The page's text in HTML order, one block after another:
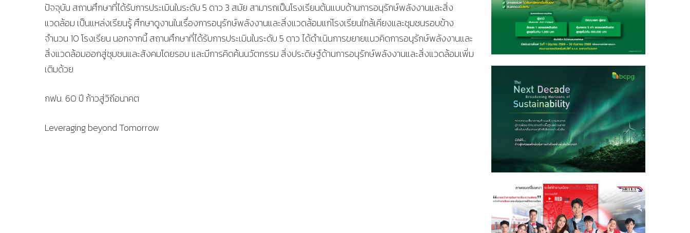
ปัจจุบัน สถานศึกษาที่ได้รับการประเมินในระดับ 5 ดาว 3 สมัย สามารถเป็นโรงเรียนต้นแบบด้านการอนุรักษ์พลังงานและสิ่ง
แวดล้อม เป็นแหล่งเรียนรู้ ศึกษาดูงานในเรื่องการอนุรักษ์พลังงานและสิ่งแวดล้อมแก่โรงเรียนใกล้เคียงและชุมชนรอบข้าง
จำนวน 10 โรงเรียน นอกจากนี้ สถานศึกษาที่ได้รับการประเมินในระดับ 5 ดาว ได้ดำเนินการขยายแนวคิดการอนุรักษ์พลังงานและ
สิ่งแวดล้อมออกสู่ชุมชนและสังคมโดยรอบ และมีการคิดค้นนวัตกรรม สิ่งประดิษฐ์ด้านการอนุรักษ์พลังงานและสิ่งแวดล้อมเพิ่ม
เติมด้วย
กฟน. 60 ปี ก้าวสู่วิถีอนาคต
Leveraging beyond Tomorrow